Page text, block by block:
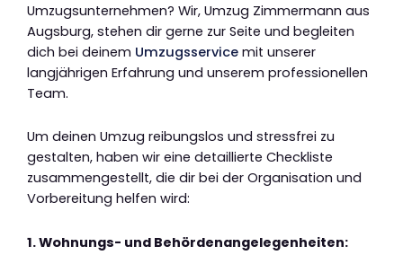
Umzugsunternehmen? Wir, Umzug Zimmermann aus
Augsburg, stehen dir gerne zur Seite und begleiten
dich bei deinem Umzugsservice mit unserer
langjährigen Erfahrung und unserem professionellen
Team.
Um deinen Umzug reibungslos und stressfrei zu
gestalten, haben wir eine detaillierte Checkliste
zusammengestellt, die dir bei der Organisation und
Vorbereitung helfen wird:
1. Wohnungs- und Behördenangelegenheiten: